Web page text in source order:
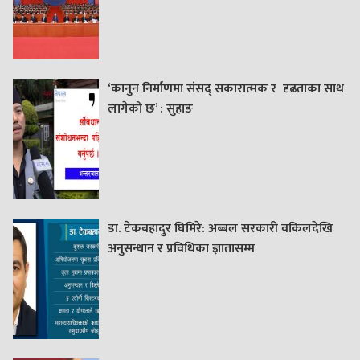
‘कानुन निर्माणमा संसद् सकारात्मक र दृढताका साथ
लागेको छ’ : सुहाङ
डा. टेकबहादुर घिमिरे: अब्बल सरकारी वकिलदेखि
अनुसन्धान र प्रविधिका ज्ञातासम्म